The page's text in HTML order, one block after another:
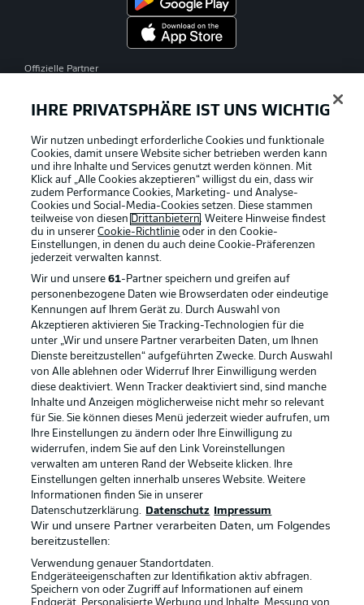
Offizielle Partner
Rechtliche Hinweise Voreinstellungen verwalten
Datenschutz Nutzungsbedingungen
Broadcaster Kontakt
Jobs Impressum
Partner Spieler
Liveticker
IHRE PRIVATSPHÄRE IST UNS WICHTIG
Wir nutzen unbedingt erforderliche Cookies und funktionale
Cookies, damit unsere Website sicher betrieben werden kann
und ihre Inhalte und Services genutzt werden können. Mit
Klick auf „Alle Cookies akzeptieren“ willigst du ein, dass wir
zudem Performance Cookies, Marketing- und Analyse-
Cookies und Social-Media-Cookies setzen. Diese stammen
teilweise von diesen Drittanbietern. Weitere Hinweise findest
du in unsererCookie-Richtlinie oder in den Cookie-
Einstellungen, in denen du auch deine Cookie-Präferenzen
jederzeit verwalten kannst.
Wir und unsere61-Partner speichern und greifen auf
personenbezogene Daten wie Browserdaten oder eindeutige
Kennungen auf Ihrem Gerät zu. Durch Auswahl von
Akzeptieren aktivieren Sie Tracking-Technologien für die
unter „Wir und unsere Partner verarbeiten Daten, um Ihnen
Dienste bereitzustellen“ aufgeführten Zwecke. Durch Auswahl
von Alle ablehnen oder Widerruf Ihrer Einwilligung werden
diese deaktiviert. Wenn Tracker deaktiviert sind, sind manche
Inhalte und Anzeigen möglicherweise nicht mehr so relevant
für Sie. Sie können dieses Menü jederzeit wieder aufrufen, um
Ihre Einstellungen zu ändern oder Ihre Einwilligung zu
widerrufen, indem Sie auf den Link Voreinstellungen
verwalten am unteren Rand der Webseite klicken. Ihre
Einstellungen gelten innerhalb unseres Website. Weitere
Informationen finden Sie in unserer
Datenschutzerklärung.
Datenschutz Impressum
Wir und unsere Partner verarbeiten Daten, um Folgendes
bereitzustellen:
Verwendung genauer Standortdaten.
Endgeräteeigenschaften zur Identifikation aktiv abfragen.
Speichern von oder Zugriff auf Informationen auf einem